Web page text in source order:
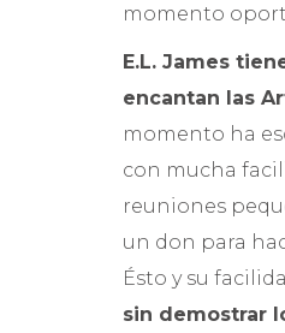
momento
E.L. James
encantan las
momento ha
con mucha
reuniones
un don para
Ésto y su
sin demostrar